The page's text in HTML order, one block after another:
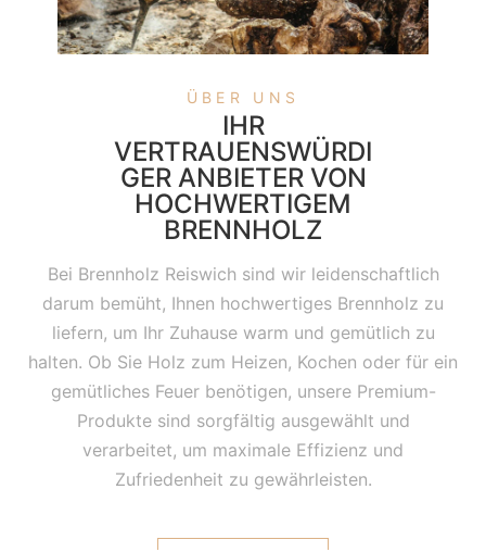
ÜBER UNS
IHR
VERTRAUENSWÜRDI
GER ANBIETER VON
HOCHWERTIGEM
BRENNHOLZ
Bei Brennholz Reiswich sind wir leidenschaftlich
darum bemüht, Ihnen hochwertiges Brennholz zu
liefern, um Ihr Zuhause warm und gemütlich zu
halten. Ob Sie Holz zum Heizen, Kochen oder für ein
gemütliches Feuer benötigen, unsere Premium-
Produkte sind sorgfältig ausgewählt und
verarbeitet, um maximale Effizienz und
Zufriedenheit zu gewährleisten.